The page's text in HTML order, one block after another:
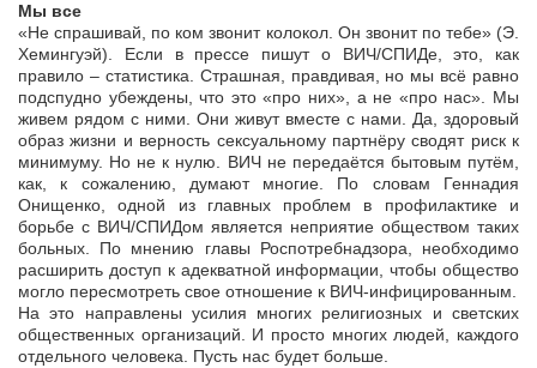
Мы все
«Не спрашивай, по ком звонит колокол. Он звонит по тебе» (Э.
Хемингуэй). Если в прессе пишут о ВИЧ/СПИДе, это, как
правило – статистика. Страшная, правдивая, но мы всё равно
подспудно убеждены, что это «про них», а не «про нас». Мы
живем рядом с ними. Они живут вместе с нами. Да, здоровый
образ жизни и верность сексуальному партнёру сводят риск к
минимуму. Но не к нулю. ВИЧ не передаётся бытовым путём,
как, к сожалению, думают многие. По словам Геннадия
Онищенко, одной из главных проблем в профилактике и
борьбе с ВИЧ/СПИДом является неприятие обществом таких
больных. По мнению главы Роспотребнадзора, необходимо
расширить доступ к адекватной информации, чтобы общество
могло пересмотреть свое отношение к ВИЧ-инфицированным.
На это направлены усилия многих религиозных и светских
общественных организаций. И просто многих людей, каждого
отдельного человека. Пусть нас будет больше.